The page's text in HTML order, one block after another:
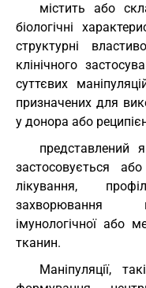
містить або
біологічні
структурні
клінічного
суттєвих
призначених для
у донора або
представлений
застосовується
лікування,
захворювання
імунологічної або
тканин.
Маніпуляції,